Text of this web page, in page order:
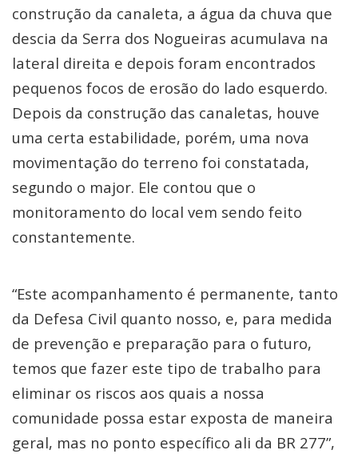
construção da canaleta, a água da chuva que
descia da Serra dos Nogueiras acumulava na
lateral direita e depois foram encontrados
pequenos focos de erosão do lado esquerdo.
Depois da construção das canaletas, houve
uma certa estabilidade, porém, uma nova
movimentação do terreno foi constatada,
segundo o major. Ele contou que o
monitoramento do local vem sendo feito
constantemente.
“Este acompanhamento é permanente, tanto
da Defesa Civil quanto nosso, e, para medida
de prevenção e preparação para o futuro,
temos que fazer este tipo de trabalho para
eliminar os riscos aos quais a nossa
comunidade possa estar exposta de maneira
geral, mas no ponto específico ali da BR 277”,